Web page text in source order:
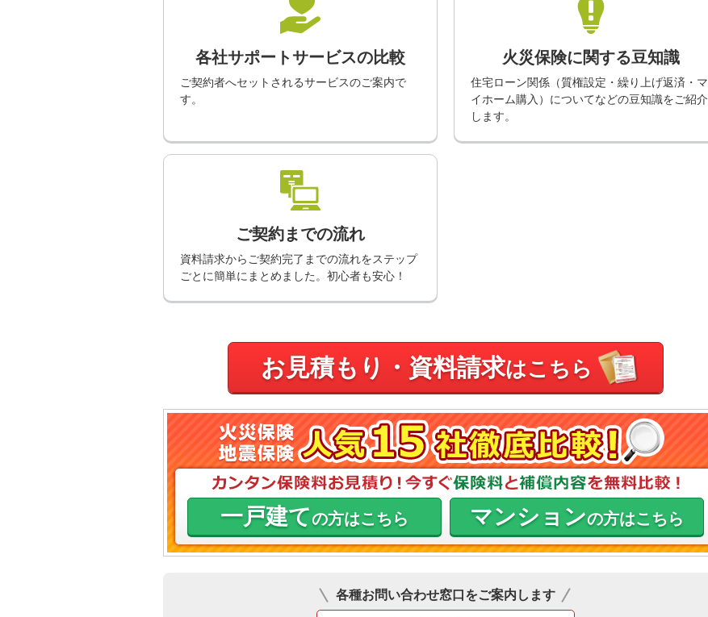
各社サポートサービスの比較
ご契約者へセットされるサービスのご案内で
す。
火災保険に関する豆知識
住宅ローン関係（質権設定・繰り上げ返済・マ
イホーム購入）についてなどの豆知識をご紹介
します。
ご契約までの流れ
資料請求からご契約完了までの流れをステップ
ごとに簡単にまとめました。初心者も安心！
お見積もり・資料請求はこちら
一戸建ての方はこちら マンションの方はこちら
各種お問い合わせ窓口をご案内します